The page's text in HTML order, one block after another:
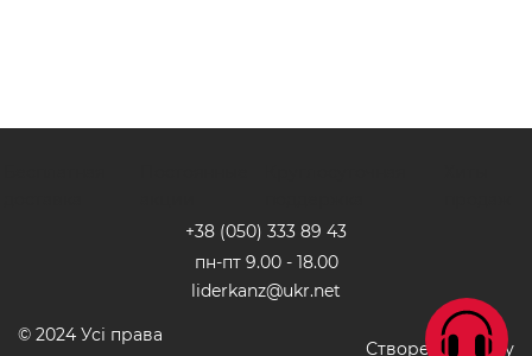
+38 (050) 333 89 43
пн-пт 9.00 - 18.00
liderkanz@ukr.net
© 2024 Усі права
Створення сайту